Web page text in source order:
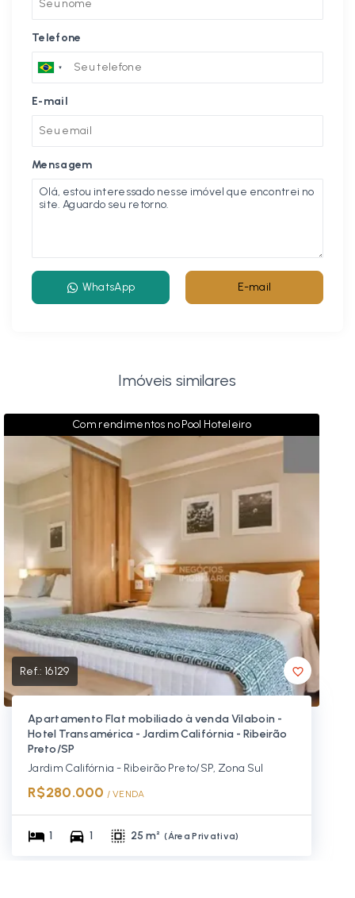
Telefone
E-mail
Mensagem
WhatsApp E-mail
Imóveis similares
Com rendimentos no Pool Hoteleiro
Ref.: 16129
Apartamento Flat mobiliado à venda Vilaboin -
Hotel Transamérica - Jardim Califórnia - Ribeirão
Preto/SP
Jardim Califórnia - Ribeirão Preto/SP, Zona Sul
R$280.000 / VENDA
1 1 25 m² (Área Privativa)